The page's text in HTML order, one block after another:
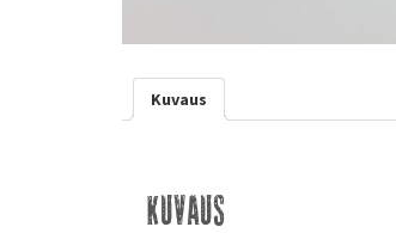
Kuvaus
Kuvaus